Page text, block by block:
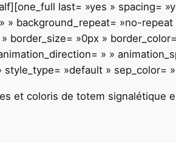
last= »yes » spacing=
» background_repeat= »no-
border_size= »0px »
» »
»default » sep_color=
es etcoloris de totem signalétique